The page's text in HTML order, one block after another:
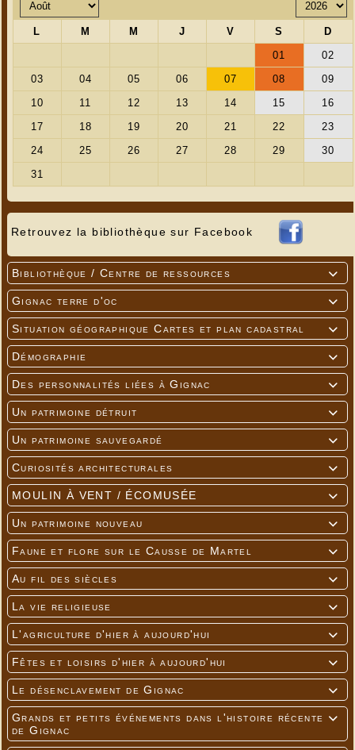
Retrouvez la bibliothèque sur Facebook

Bibliothèque / Centre de ressources

Gignac terre d'oc

Situation géographique Cartes et plan cadastral

Démographie

Des personnalités liées à Gignac

Un patrimoine détruit

Un patrimoine sauvegardé

Curiosités architecturales

MOULIN À VENT / ÉCOMUSÉE

Un patrimoine nouveau

Faune et flore sur le Causse de Martel

Au fil des siècles

La vie religieuse

L'agriculture d'hier à aujourd'hui

Fêtes et loisirs d'hier à aujourd'hui

Le désenclavement de Gignac

Grands et petits événements dans l'histoire récente
de Gignac